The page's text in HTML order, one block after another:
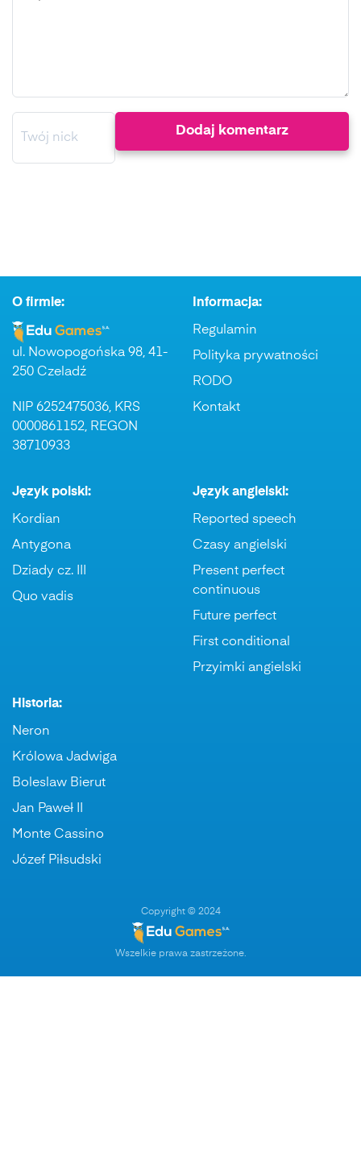
O firmie:
ul. Nowopogońska 98, 41-
250 Czeladź
NIP 6252475036, KRS
0000861152, REGON
38710933
Informacja:
Regulamin
Polityka prywatności
RODO
Kontakt
Język polski:
Kordian
Antygona
Dziady cz. III
Quo vadis
Język angielski:
Reported speech
Czasy angielski
Present perfect
continuous
Future perfect
First conditional
Przyimki angielski
Historia:
Neron
Królowa Jadwiga
Boleslaw Bierut
Jan Paweł II
Monte Cassino
Józef Piłsudski
Copyright © 2024
Wszelkie prawa zastrzeżone.